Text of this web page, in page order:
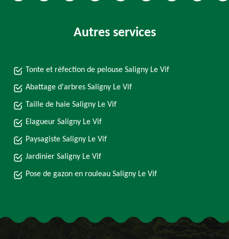
Autres services
Tonte et réfection de pelouse Saligny Le Vif
Abattage d'arbres Saligny Le Vif
Taille de haie Saligny Le Vif
Elagueur Saligny Le Vif
Paysagiste Saligny Le Vif
Jardinier Saligny Le Vif
Pose de gazon en rouleau Saligny Le Vif